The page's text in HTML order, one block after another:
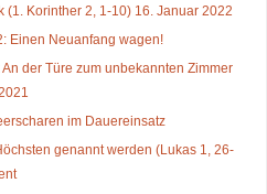
(1. Korinther 2, 1-10) 16. Januar 2022
Einen Neuanfang wagen!
der Türe zum unbekannten Zimmer
im Dauereinsatz
genannt werden (Lukas 1, 26-